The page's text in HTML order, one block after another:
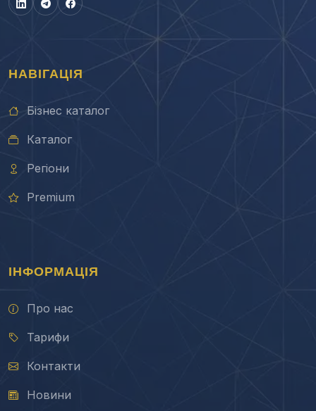
НАВІГАЦІЯ
Бізнес каталог
Каталог
Регіони
Premium
ІНФОРМАЦІЯ
Про нас
Тарифи
Контакти
Новини